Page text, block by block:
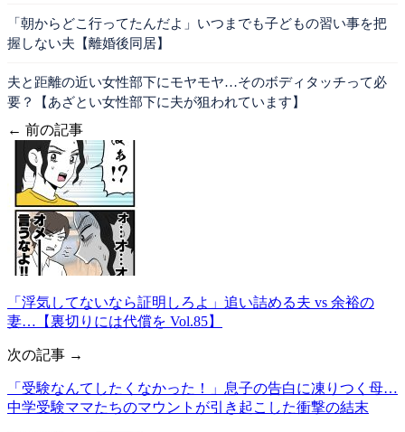
「朝からどこ行ってたんだよ」いつまでも子どもの習い事を把
握しない夫【離婚後同居】
夫と距離の近い女性部下にモヤモヤ…そのボディタッチって必
要？【あざとい女性部下に夫が狙われています】
← 前の記事
「浮気してないなら証明しろよ」追い詰める夫 vs 余裕の
妻…【裏切りには代償を Vol.85】
次の記事 →
「受験なんてしたくなかった！」息子の告白に凍りつく母…
中学受験ママたちのマウントが引き起こした衝撃の結末